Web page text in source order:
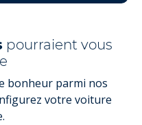
pourraient vous
bonheur parmi nos
votre voiture